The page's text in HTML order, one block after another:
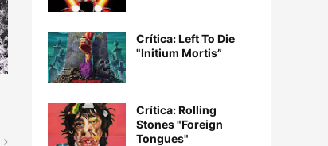
Crítica: Left To Die
"Initium Mortis”
Crítica: Rolling
Stones "Foreign
Tongues"